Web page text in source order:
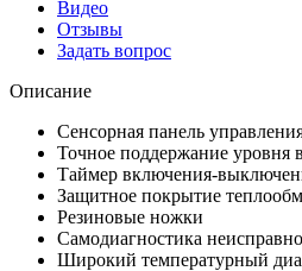
Видео
Отзывы
Задать вопрос
Описание
Сенсорная панель
Точное поддержание уровня
Таймер включения-
Защитное покрытие
Резиновые ножки
Самодиагностика
Широкий температурный